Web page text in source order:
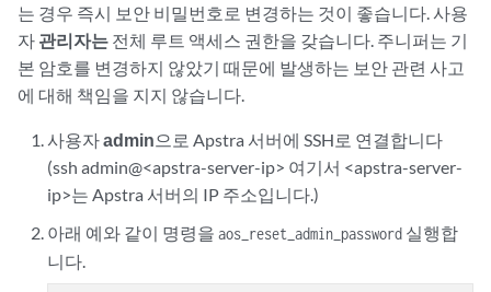
는 경우 즉시 보안 비밀번호로 변경하는 것이 좋습니다. 사용
자 관리자는 전체 루트 액세스 권한을 갖습니다. 주니퍼는 기
본 암호를 변경하지 않았기 때문에 발생하는 보안 관련 사고
에 대해 책임을 지지 않습니다.
사용자admin으로 Apstra 서버에 SSH로 연결합니다
(ssh admin@<apstra-server-ip> 여기서 <apstra-server-
ip>는 Apstra 서버의 IP 주소입니다.)
아래 예와 같이 명령을aos_reset_admin_password 실행합
니다.